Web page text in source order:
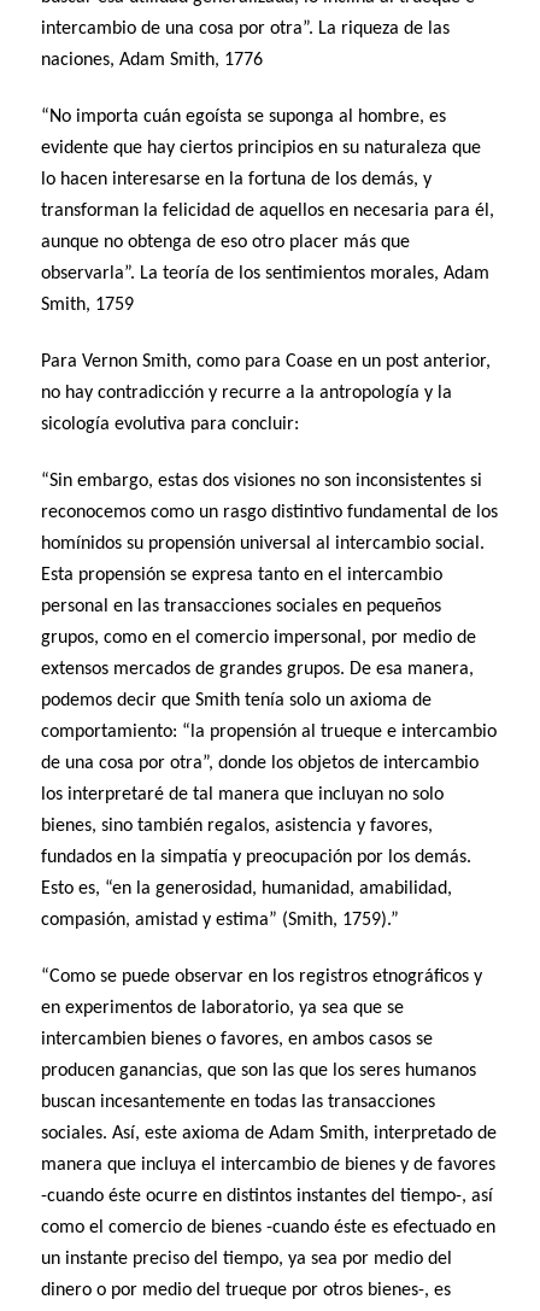
intercambio de una cosa por otra”. La riqueza de las
naciones, Adam Smith, 1776
“No importa cuán egoísta se suponga al hombre, es
evidente que hay ciertos principios en su naturaleza que
lo hacen interesarse en la fortuna de los demás, y
transforman la felicidad de aquellos en necesaria para él,
aunque no obtenga de eso otro placer más que
observarla”. La teoría de los sentimientos morales, Adam
Smith, 1759
Para Vernon Smith, como para Coase en un post anterior,
no hay contradicción y recurre a la antropología y la
sicología evolutiva para concluir:
“Sin embargo, estas dos visiones no son inconsistentes si
reconocemos como un rasgo distintivo fundamental de los
homínidos su propensión universal al intercambio social.
Esta propensión se expresa tanto en el intercambio
personal en las transacciones sociales en pequeños
grupos, como en el comercio impersonal, por medio de
extensos mercados de grandes grupos. De esa manera,
podemos decir que Smith tenía solo un axioma de
comportamiento: “la propensión al trueque e intercambio
de una cosa por otra”, donde los objetos de intercambio
los interpretaré de tal manera que incluyan no solo
bienes, sino también regalos, asistencia y favores,
fundados en la simpatía y preocupación por los demás.
Esto es, “en la generosidad, humanidad, amabilidad,
compasión, amistad y estima” (Smith, 1759).”
“Como se puede observar en los registros etnográficos y
en experimentos de laboratorio, ya sea que se
intercambien bienes o favores, en ambos casos se
producen ganancias, que son las que los seres humanos
buscan incesantemente en todas las transacciones
sociales. Así, este axioma de Adam Smith, interpretado de
manera que incluya el intercambio de bienes y de favores
-cuando éste ocurre en distintos instantes del tiempo-, así
como el comercio de bienes -cuando éste es efectuado en
un instante preciso del tiempo, ya sea por medio del
dinero o por medio del trueque por otros bienes-, es